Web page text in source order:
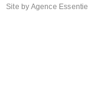
Site by Agence Essentiel